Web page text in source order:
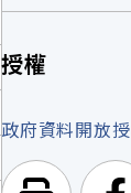
授權
政府資料開放